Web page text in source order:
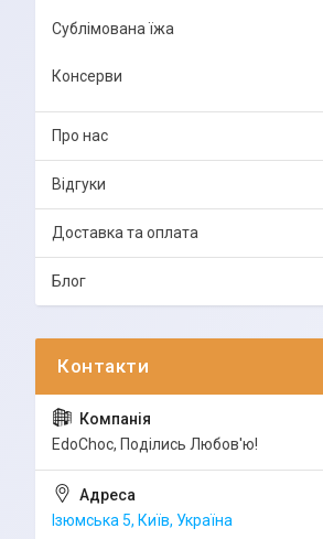
Сублімована їжа
Консерви
Про нас
Відгуки
Доставка та оплата
Блог
EdoСhoc, Поділись Любов'ю!
Ізюмська 5, Київ, Україна